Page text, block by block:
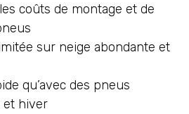
coûts de montage et de
sur neige abondante et
qu’avec des pneus
et hiver